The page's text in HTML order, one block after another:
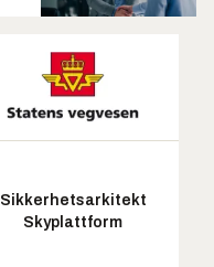
Sikkerhetsarkitekt
Skyplattform